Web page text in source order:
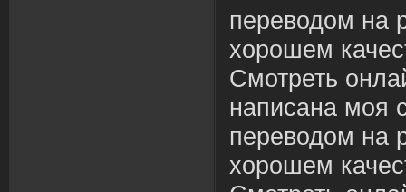
переводом на
хорошем
Смотреть
написана моя
переводом на
хорошем